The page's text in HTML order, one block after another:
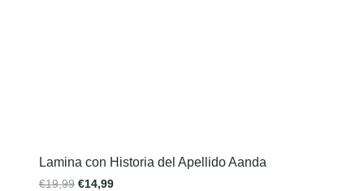
Lamina con Historia del Apellido Aanda
€19,99 €14,99